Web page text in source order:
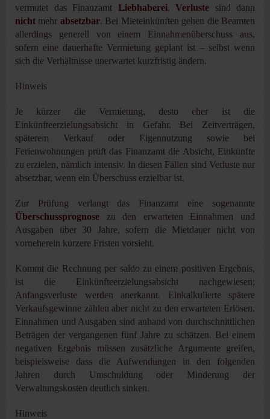
vermutet das Finanzamt Liebhaberei. Verluste sind dann
nicht mehr absetzbar. Bei Mieteinkünften gehen die Beamten
allerdings generell von einem Einnahmenüberschuss aus,
sofern eine dauerhafte Vermietung geplant ist – selbst wenn
sich die Verhältnisse unerwartet kurzfristig ändern.
Hinweis
Je kürzer die Vermietung, desto eher ist die
Einkünfteerzielungsabsicht in Gefahr. Bei Zeitverträgen,
späterem Verkauf oder Eigennutzung sowie bei
Ferienwohnungen prüft das Finanzamt die Absicht, Einkünfte
zu erzielen, nämlich intensiv. In diesen Fällen sind Verluste nur
absetzbar, wenn ein Überschuss erzielbar ist.
Zur Prüfung verlangt das Finanzamt eine sogenannte
Überschussprognose zu den erwarteten Einnahmen und
Ausgaben über 30 Jahre, sofern die Mietdauer nicht von
vorneherein kürzere Fristen vorsieht.
Kommt die Rechnung per saldo zu einem positiven Ergebnis,
ist die Einkünfteerzielungsabsicht nachgewiesen;
Anfangsverluste werden anerkannt. Einkalkulierte spätere
Verkaufsgewinne zählen aber nicht zu den erwarteten Erlösen.
Einnahmen und Ausgaben sind anhand von durchschnittlichen
Beträgen der vergangenen fünf Jahre zu schätzen. Bei einem
negativen Ergebnis müssen zusätzliche Argumente greifen,
beispielsweise dass die Aufwendungen in den folgenden
Jahren durch Umschuldung oder Minderung der
Verwaltungskosten deutlich sinken.
Hinweis